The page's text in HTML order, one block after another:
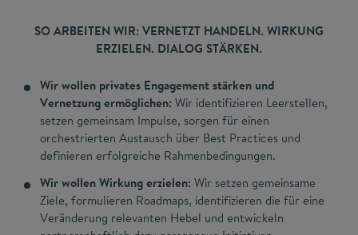
SO ARBEITEN WIR: VERNETZT HANDELN. WIRKUNG
ERZIELEN. DIALOG STÄRKEN.
Wir wollen privates Engagement stärken und
Vernetzung ermöglichen: Wir identifizieren Leerstellen,
setzen gemeinsam Impulse, sorgen für einen
orchestrierten Austausch über Best Practices und
definieren erfolgreiche Rahmenbedingungen.​
Wir wollen Wirkung erzielen: Wir setzen gemeinsame
Ziele, formulieren Roadmaps, identifizieren die für eine
Veränderung relevanten Hebel und entwickeln